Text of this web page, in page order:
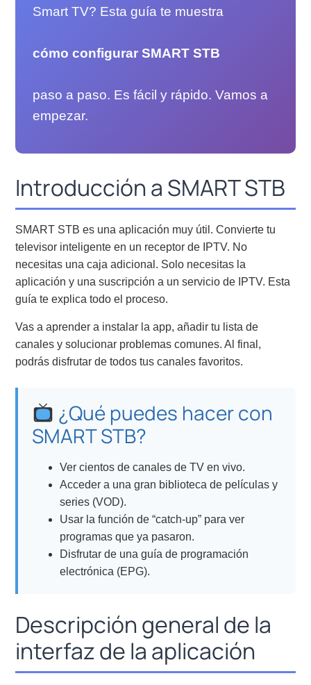
Smart TV? Esta guía te muestra
cómo configurar SMART STB
paso a paso. Es fácil y rápido. Vamos a
empezar.
Introducción a SMART STB
SMART STB es una aplicación muy útil. Convierte tu
televisor inteligente en un receptor de IPTV. No
necesitas una caja adicional. Solo necesitas la
aplicación y una suscripción a un servicio de IPTV. Esta
guía te explica todo el proceso.
Vas a aprender a instalar la app, añadir tu lista de
canales y solucionar problemas comunes. Al final,
podrás disfrutar de todos tus canales favoritos.
¿Qué puedes hacer con
SMART STB?
Ver cientos de canales de TV en vivo.
Acceder a una gran biblioteca de películas y
series (VOD).
Usar la función de “catch-up” para ver
programas que ya pasaron.
Disfrutar de una guía de programación
electrónica (EPG).
Descripción general de la
interfaz de la aplicación